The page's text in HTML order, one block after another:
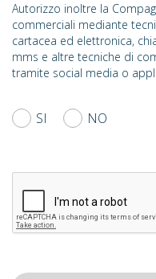
Autorizzo inoltre la
commerciali mediante
cartacea ed elettronica,
mms e altre tecniche di
tramite social media o
SI NO